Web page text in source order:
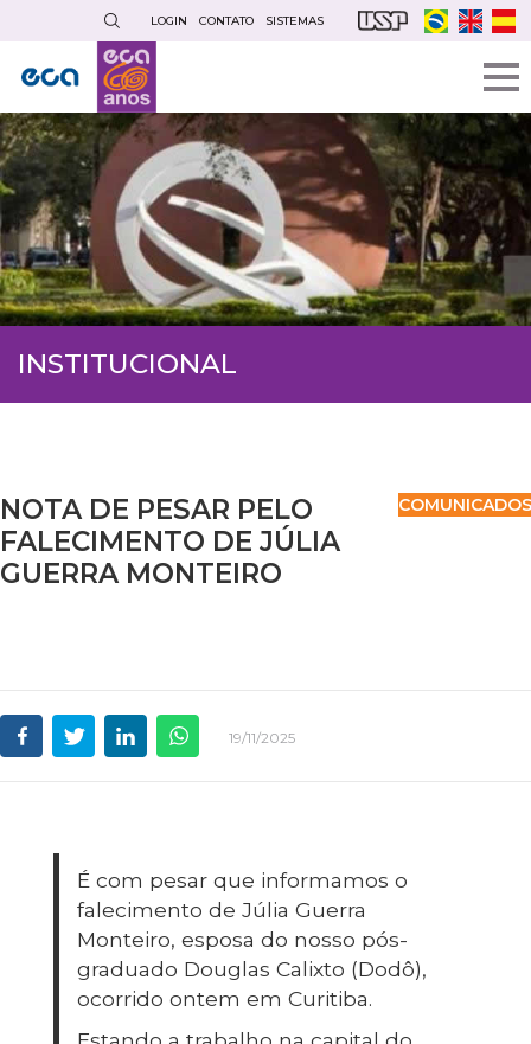
conteúdo
principal
LOGIN CONTATO SISTEMAS
INSTITUCIONAL
NOTA DE PESAR PELO
FALECIMENTO DE JÚLIA
GUERRA MONTEIRO
COMUNICADOS
19/11/2025
É com pesar que informamos o
falecimento de Júlia Guerra
Monteiro, esposa do nosso pós-
graduado Douglas Calixto (Dodô),
ocorrido ontem em Curitiba.